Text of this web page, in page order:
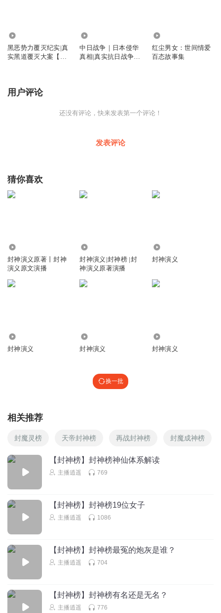
黑恶势力覆灭纪实|真
实黑道覆灭大案【内
中日战争｜日本侵华
真相|真实抗日战争历
红尘男女：世间情爱
百态故事集
用户评论
还没有评论，快来发表第一个评论！
发表评论
猜你喜欢
封神演义原著丨封神
演义原文演播
封神演义|封神榜 |封
神演义原著演播
封神演义
封神演义 封神演义 封神演义
换一批
相关推荐
封魔灵榜 天帝封神榜 再战封神榜 封魔成神榜
【封神榜】封神榜神仙体系解读
主播逍遥 769
【封神榜】封神榜19位女子
主播逍遥 1086
【封神榜】封神榜最冤的炮灰是谁？
主播逍遥 704
【封神榜】封神榜有名还是无名？
主播逍遥 776